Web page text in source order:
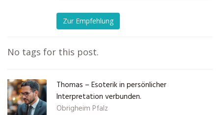
Zur Empfehlung
No tags for this post.
Thomas – Esoterik in persönlicher
Interpretation verbunden.
Obrigheim Pfalz